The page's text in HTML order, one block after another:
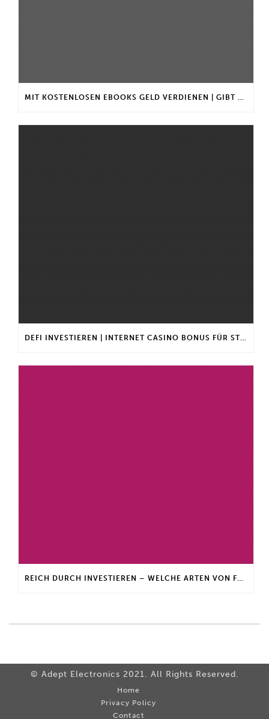
MIT KOSTENLOSEN EBOOKS GELD VERDIENEN | GIBT ES EINEN MAXIMALEN ANLAGEBETRAG?
© Adept Electronics 2021. All Rights Reserved.
Home
Privacy Policy
Contact